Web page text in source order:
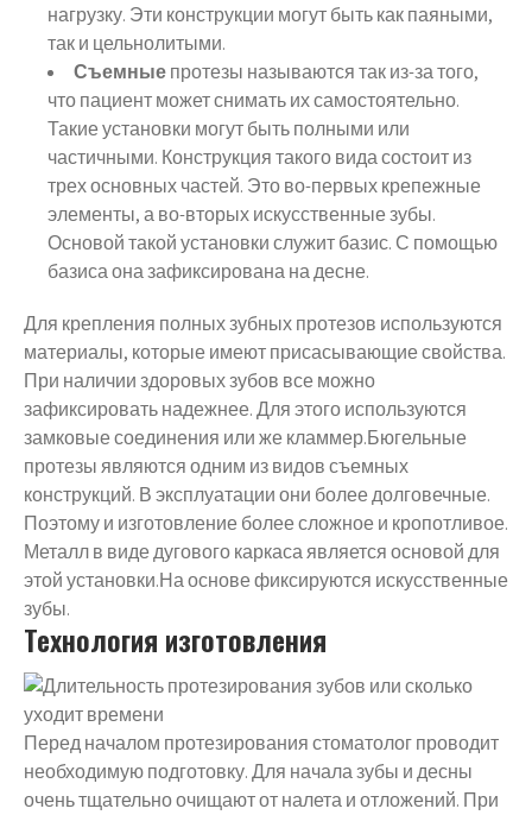
нагрузку. Эти конструкции могут быть как паяными,
так и цельнолитыми.
Съемныепротезы называются так из-за того,
что пациент может снимать их самостоятельно.
Такие установки могут быть полными или
частичными. Конструкция такого вида состоит из
трех основных частей. Это во-первых крепежные
элементы, а во-вторых искусственные зубы.
Основой такой установки служит базис. С помощью
базиса она зафиксирована на десне.
Для крепления полных зубных протезов используются
материалы, которые имеют присасывающие свойства.
При наличии здоровых зубов все можно
зафиксировать надежнее. Для этого используются
замковые соединения или же кламмер.Бюгельные
протезы являются одним из видов съемных
конструкций. В эксплуатации они более долговечные.
Поэтому и изготовление более сложное и кропотливое.
Металл в виде дугового каркаса является основой для
этой установки.На основе фиксируются искусственные
зубы.
Технология изготовления
Перед началом протезирования стоматолог проводит
необходимую подготовку. Для начала зубы и десны
очень тщательно очищают от налета и отложений. При